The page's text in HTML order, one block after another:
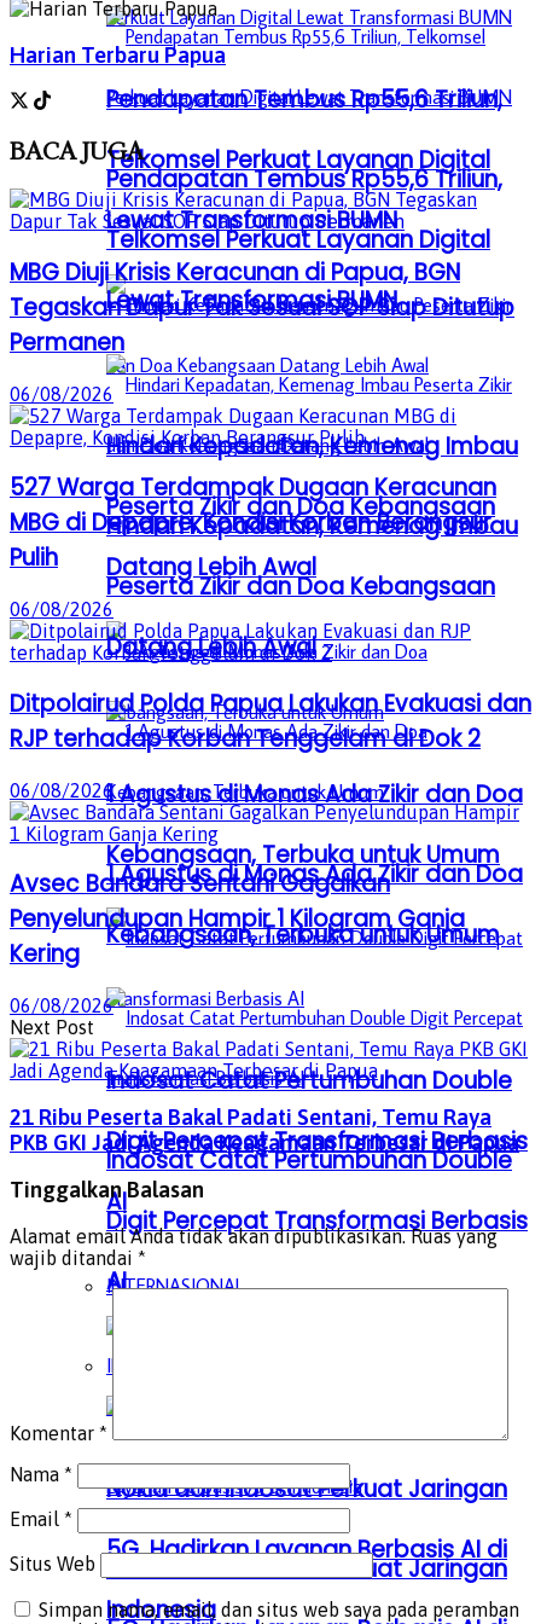
Pendapatan Tembus Rp55,6 Triliun,
Telkomsel Perkuat Layanan Digital
Lewat Transformasi BUMN
Hindari Kepadatan, Kemenag Imbau
Peserta Zikir dan Doa Kebangsaan
Datang Lebih Awal
1 Agustus di Monas Ada Zikir dan Doa
Kebangsaan, Terbuka untuk Umum
Indosat Catat Pertumbuhan Double
Digit Percepat Transformasi Berbasis
AI
INTERNASIONAL
Nokia dan Indosat Perkuat Jaringan
5G, Hadirkan Layanan Berbasis AI di
Indonesia
Pendapatan Tembus Rp55,6 Triliun,
Telkomsel Perkuat Layanan Digital
Lewat Transformasi BUMN
Hindari Kepadatan, Kemenag Imbau
Peserta Zikir dan Doa Kebangsaan
Datang Lebih Awal
1 Agustus di Monas Ada Zikir dan Doa
Kebangsaan, Terbuka untuk Umum
Indosat Catat Pertumbuhan Double
Digit Percepat Transformasi Berbasis
AI
INTERNASIONAL
Nokia dan Indosat Perkuat Jaringan
Harian Terbaru Papua
BACAJUGA
MBG Diuji Krisis Keracunan di Papua, BGN
Tegaskan Dapur Tak Sesuai SOP Siap Ditutup
Permanen
06/08/2026
527 Warga Terdampak Dugaan Keracunan
MBG di Depapre, Kondisi Korban Berangsur
Pulih
06/08/2026
Ditpolairud Polda Papua Lakukan Evakuasi dan
RJP terhadap Korban Tenggelam di Dok 2
06/08/2026
Avsec Bandara Sentani Gagalkan
Penyelundupan Hampir 1 Kilogram Ganja
Kering
06/08/2026
Next Post
21 Ribu Peserta Bakal Padati Sentani, Temu Raya
PKB GKI Jadi Agenda Keagamaan Terbesar di Papua
Tinggalkan Balasan
Alamat email Anda tidak akan dipublikasikan. Ruas yang
wajib ditandai *
Komentar *
Nama *
Email *
Situs Web
Simpan nama, email, dan situs web saya pada peramban